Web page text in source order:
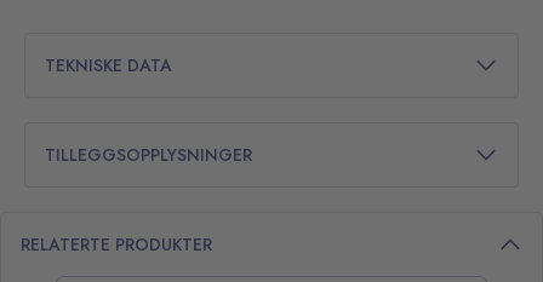
TEKNISKE DATA
TILLEGGSOPPLYSNINGER
RELATERTE PRODUKTER